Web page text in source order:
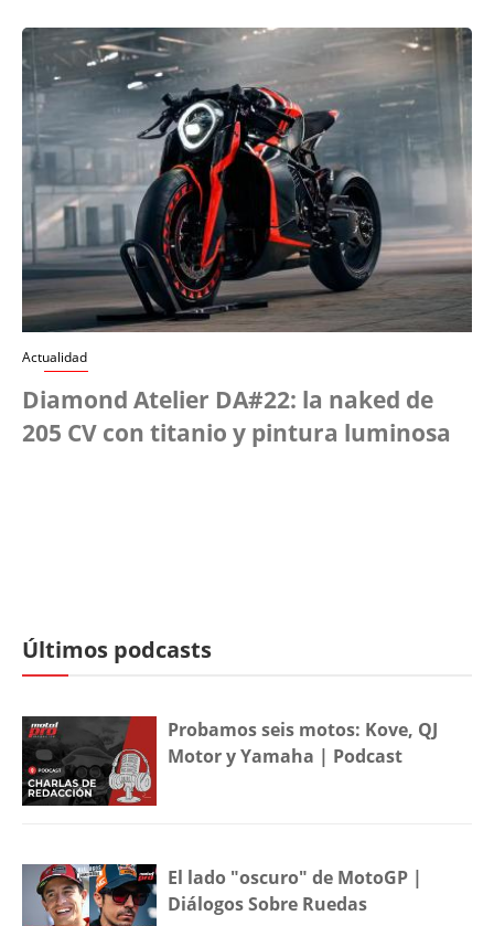
Actualidad
Diamond Atelier DA#22: la naked de
205 CV con titanio y pintura luminosa
Últimos podcasts
Probamos seis motos: Kove, QJ
Motor y Yamaha | Podcast
El lado "oscuro" de MotoGP |
Diálogos Sobre Ruedas